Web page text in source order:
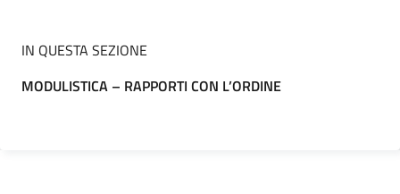
IN QUESTA SEZIONE
MODULISTICA – RAPPORTI CON L’ORDINE